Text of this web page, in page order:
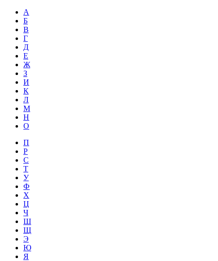
А
Б
В
Г
Д
Е
Ж
З
И
К
Л
М
Н
О
П
Р
С
Т
У
Ф
Х
Ц
Ч
Ш
Щ
Э
Ю
Я